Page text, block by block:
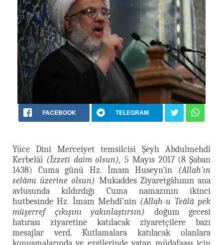
FACEBOOK TELEGRAM
Yüce Dini Merceiyet temsilcisi Şeyh Abdulmehdî
Kerbelâî (İzzeti daim olsun), 5 Mayıs 2017 (8 Şaban
1438) Cuma günü Hz. İmam Huseyn’in (Allah'ın
selâmı üzerine olsun) Mukaddes Ziyaretgâhının ana
avlusunda kıldırdığı Cuma namazının ikinci
hutbesinde Hz. İmam Mehdî’nin (Allah-u Teâlâ pek
müşerref çıkışını yakınlaştırsın) doğum gecesi
hatırası ziyaretine katılacak ziyaretçilere bazı
mesajlar verd. Kutlamalara katılacak olanlara